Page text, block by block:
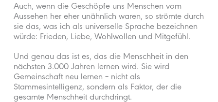
Auch, wenn die Geschöpfe uns Menschen vom
Aussehen her eher unähnlich waren, so strömte durch
sie das, was ich als universelle Sprache bezeichnen
würde: Frieden, Liebe, Wohlwollen und Mitgefühl.
Und genau das ist es, das die Menschheit in den
nächsten 3.000 Jahren lernen wird. Sie wird
Gemeinschaft neu lernen – nicht als
Stammesintelligenz, sondern als Faktor, der die
gesamte Menschheit durchdringt.